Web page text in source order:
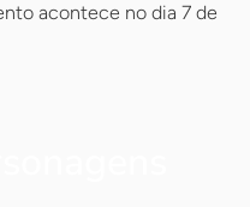
acontece no dia 7 de